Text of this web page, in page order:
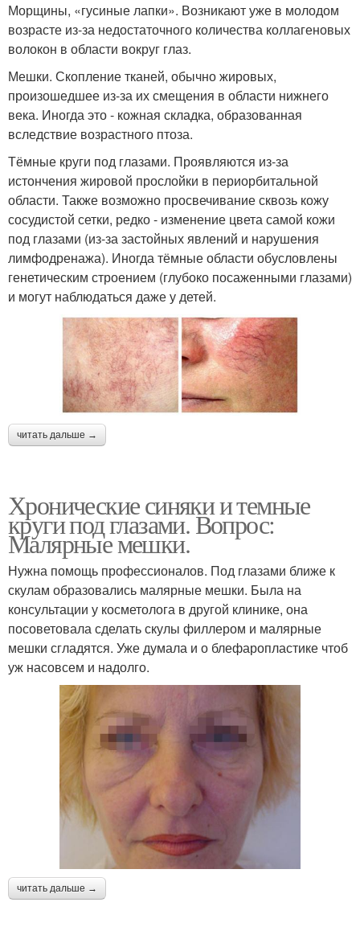
Морщины, «гусиные лапки». Возникают уже в молодом
возрасте из-за недостаточного количества коллагеновых
волокон в области вокруг глаз.
Мешки. Скопление тканей, обычно жировых,
произошедшее из-за их смещения в области нижнего
века. Иногда это - кожная складка, образованная
вследствие возрастного птоза.
Тёмные круги под глазами. Проявляются из-за
истончения жировой прослойки в периорбитальной
области. Также возможно просвечивание сквозь кожу
сосудистой сетки, редко - изменение цвета самой кожи
под глазами (из-за застойных явлений и нарушения
лимфодренажа). Иногда тёмные области обусловлены
генетическим строением (глубоко посаженными глазами)
и могут наблюдаться даже у детей.
читать дальше →
Хронические синяки и темные
круги под глазами. Вопрос:
Малярные мешки.
Нужна помощь профессионалов. Под глазами ближе к
скулам образовались малярные мешки. Была на
консультации у косметолога в другой клинике, она
посоветовала сделать скулы филлером и малярные
мешки сгладятся. Уже думала и о блефаропластике чтоб
уж насовсем и надолго.
читать дальше →